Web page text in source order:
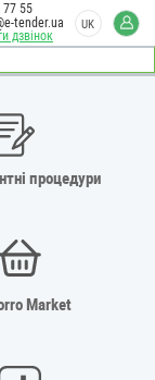
дзвінок
77 55
tender.ua
UK
процедури
Market